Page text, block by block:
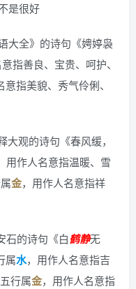
是很好
大全》的诗句《娉婷袅
指善良、宝贵、呵护、
意指美貌、秀气伶俐、
大观的诗句《春风缓，
用作人名意指温暖、雪
金，用作人名意指祥
石的诗句《白鹤静无
属水，用作人名意指吉
行属金，用作人名意指